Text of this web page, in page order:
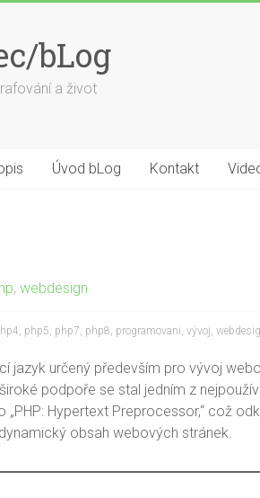
bLog
a život
Úvod bLog Kontakt
, webdesign
, php5, php7, php8, programovani, vývoj,
jazyk určený především pro vývoj
podpoře se stal jedním z
„PHP: Hypertext Preprocessor,“ což
obsah webových stránek.